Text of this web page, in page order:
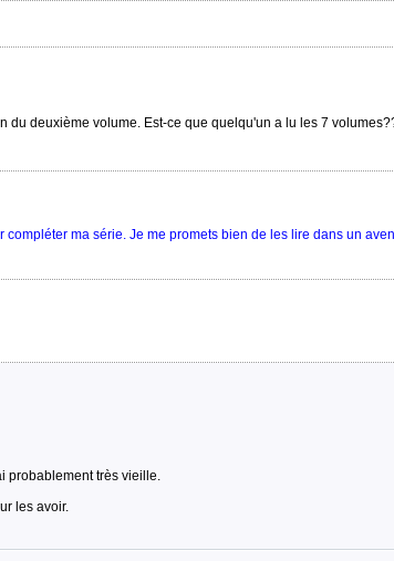
du deuxième volume. Est-ce que quelqu'un a lu les 7
ma série. Je me promets bien de les lire dans un
probablement très vieille.
les avoir.